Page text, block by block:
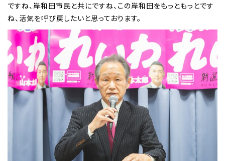
ですね、岸和田市民と共にですね、この岸和田をもっともっとです
ね、活気を呼び戻したいと思っております。